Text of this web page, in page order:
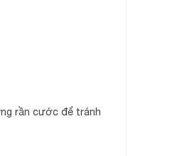
rần cước để tránh